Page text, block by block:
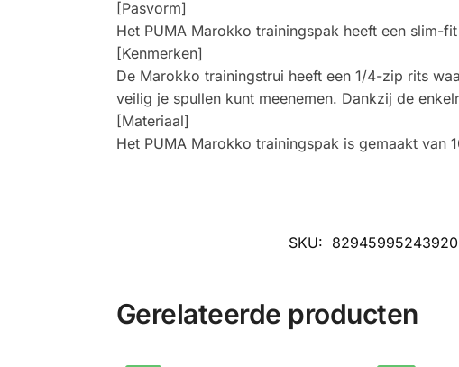
[Pasvorm]
Het PUMA Marokko trainingspak heeft een slim-
[Kenmerken]
De Marokko trainingstrui heeft een 1/4-zip rits
veilig je spullen kunt meenemen. Dankzij de
[Materiaal]
Het PUMA Marokko trainingspak is gemaakt van
SKU:
Gerelateerde producten